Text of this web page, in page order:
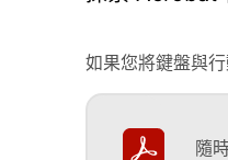
如果您將鍵盤與
隨